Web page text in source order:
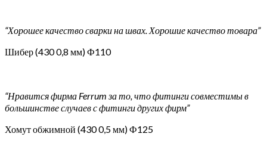
“Хорошее качество сварки на швах. Хорошие качество товара”
Шибер (430 0,8 мм) Ф110
“Нравится фирма Ferrum за то, что фитинги совместимы в
большинстве случаев с фитинги других фирм”
Хомут обжимной (430 0,5 мм) Ф125